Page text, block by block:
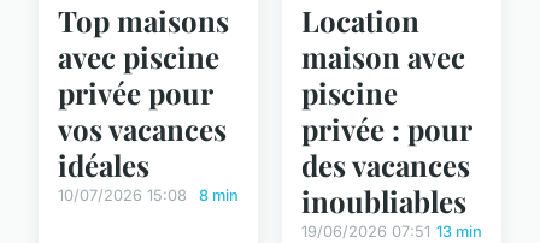
Top maisons
avec piscine
privée pour
vos vacances
idéales
10/07/2026 15:08 8 min
Location
maison avec
piscine
privée : pour
des vacances
inoubliables
19/06/2026 07:51 13 min